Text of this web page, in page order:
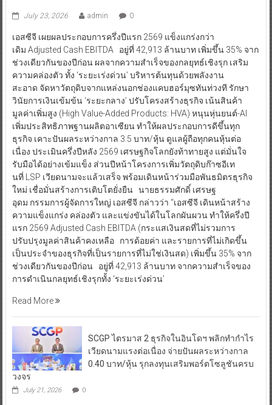
July 23, 2026 admin 0
เอสซีจี เผยผลประกอบการครึ่งปีแรก 2569 แข็งแกร่งกว่า
เดิม Adjusted Cash EBITDA อยู่ที่ 42,913 ล้านบาท เพิ่มขึ้น 35% จาก
ช่วงเดียวกันของปีก่อน ผลจากความสำเร็จของกลยุทธ์เชิงรุก เสริม
ความคล่องตัว ทั้ง ‘ระยะเร่งด่วน’ บริหารต้นทุนด้วยพลังงาน
สะอาด จัดหาวัตถุดิบจากแหล่งนอกช่องแคบฮอร์มุซทันท่วงที รักษา
วินัยการเงินเข้มข้น ‘ระยะกลาง’ ปรับโครงสร้างธุรกิจ เน้นสินค้า
มูลค่าเพิ่มสูง (High Value-Added Products: HVA) หนุนหุ่นยนต์-AI
เพิ่มประสิทธิภาพฐานผลิตอาเซียน ทำให้ผลประกอบการดีขึ้นทุก
ธุรกิจ เคาะปันผลระหว่างกาล 3.5 บาท/หุ้น ดูแลผู้ถือทุกคนหุ้นต่อ
เนื่อง ประเมินครึ่งปีหลัง 2569 เศรษฐกิจโลกยังท้าทายสูง แต่มั่นใจ
รับมือได้อย่างเข้มแข็ง ส่วนปีหน้าโครงการเพิ่มวัตถุดิบก๊าซอีเท
นที่ LSP เวียดนามจะแล้วเสร็จ พร้อมเดินหน้าร่วมมือพันธมิตรธุรกิจ
ใหม่ เชื่อมั่นสร้างการเติบโตยั่งยืน นายธรรมศักดิ์ เศรษฐ
อุดม กรรมการผู้จัดการใหญ่ เอสซีจี กล่าวว่า “เอสซีจี เดินหน้าสร้าง
ความแข็งแกร่ง คล่องตัว และแข่งขันได้ในโลกผันผวน ทำให้ครึ่งปี
แรก 2569 Adjusted Cash EBITDA (กระแสเงินสดที่ไม่รวมการ
ปรับปรุงมูลค่าสินค้าคงเหลือ การด้อยค่า และรายการที่ไม่เกิดขึ้น
เป็นประจำของธุรกิจที่เป็นรายการที่ไม่ใช่เงินสด) เพิ่มขึ้น 35% จาก
ช่วงเดียวกันของปีก่อน อยู่ที่ 42,913 ล้านบาท จากความสำเร็จของ
การดำเนินกลยุทธ์เชิงรุกทั้ง ‘ระยะเร่งด่วน’
Read More
SCGP ไตรมาส 2 ธุรกิจในอินโดฯ พลิกทำกำไร
เวียดนามแรงต่อเนื่อง จ่ายปันผลระหว่างกาล
0.40 บาท/หุ้น รุกลงทุนเสริมพอร์ตโซลูชันครบ
วงจร
July 21, 2026 0